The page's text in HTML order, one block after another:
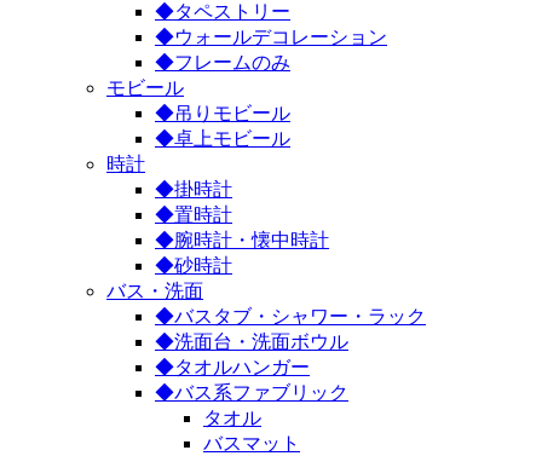
◆タペストリー
◆ウォールデコレーション
◆フレームのみ
モビール
◆吊りモビール
◆卓上モビール
時計
◆掛時計
◆置時計
◆腕時計・懐中時計
◆砂時計
バス・洗面
◆バスタブ・シャワー・ラック
◆洗面台・洗面ボウル
◆タオルハンガー
◆バス系ファブリック
タオル
バスマット